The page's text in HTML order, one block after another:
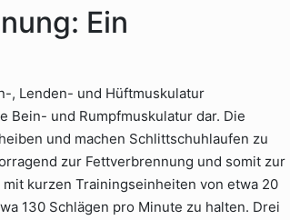
Ein
, Lenden- und Hüftmuskulatur
Bein- und Rumpfmuskulatur dar. Die
und machen Schlittschuhlaufen zu
zur Fettverbrennung und somit zur
kurzen Trainingseinheiten von etwa 20
130 Schlägen pro Minute zu halten. Drei